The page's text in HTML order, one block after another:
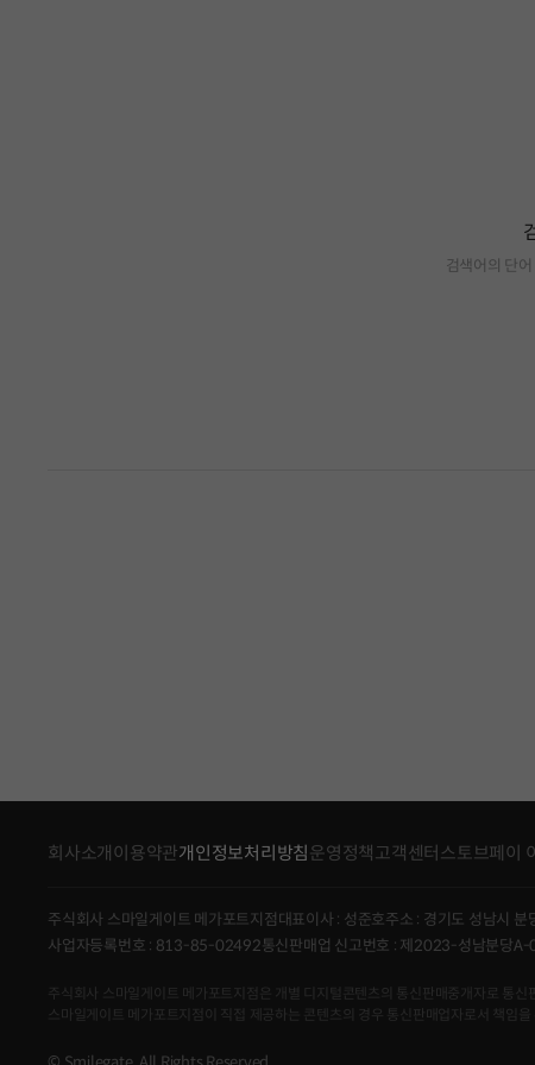
검색어의 단
회사소개이용약관개인정보처리방침 운영정책고객센터스토브페이
주식회사 스마일게이트 메가포트지점대표이사 : 성준호주소 : 경기도 성남시
사업자등록번호 : 813-85-02492통신판매업 신고번호 : 제2023-성남분당
주식회사 스마일게이트 메가포트지점은 개별 디지털콘텐츠의 통신판매중개자로 통
스마일게이트 메가포트지점이 직접 제공하는 콘텐츠의 경우 통신판매업자로서 책임을